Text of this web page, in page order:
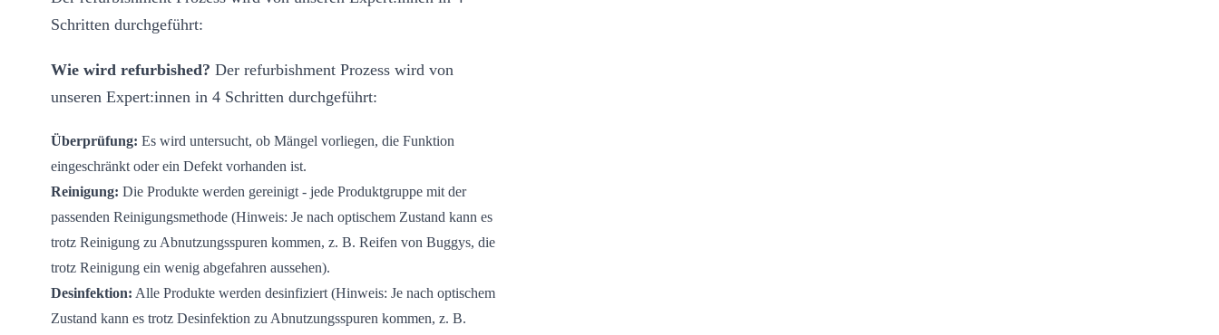
Schritten durchgeführt:
Wie wird refurbished? Der refurbishment Prozess wird von
unseren Expert:innen in 4 Schritten durchgeführt:
Überprüfung: Es wird untersucht, ob Mängel vorliegen, die Funktion
eingeschränkt oder ein Defekt vorhanden ist.
Reinigung: Die Produkte werden gereinigt - jede Produktgruppe mit der
passenden Reinigungsmethode (Hinweis: Je nach optischem Zustand kann es
trotz Reinigung zu Abnutzungsspuren kommen, z. B. Reifen von Buggys, die
trotz Reinigung ein wenig abgefahren aussehen).
Desinfektion: Alle Produkte werden desinfiziert (Hinweis: Je nach optischem
Zustand kann es trotz Desinfektion zu Abnutzungsspuren kommen, z. B.